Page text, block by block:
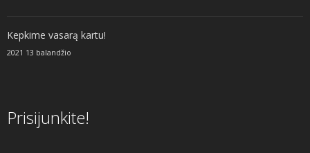
Kepkime vasarą kartu!
2021 13 balandžio
Prisijunkite!